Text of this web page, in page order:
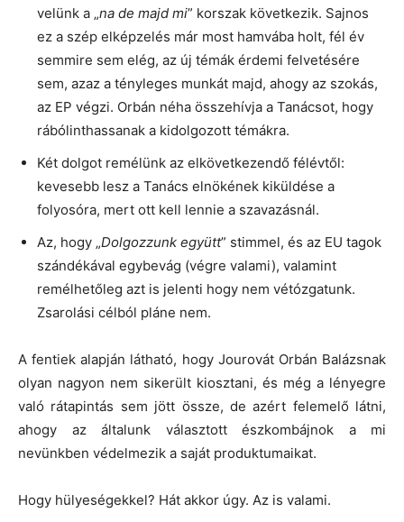
velünk a „na de majd mi” korszak következik. Sajnos
ez a szép elképzelés már most hamvába holt, fél év
semmire sem elég, az új témák érdemi felvetésére
sem, azaz a tényleges munkát majd, ahogy az szokás,
az EP végzi. Orbán néha összehívja a Tanácsot, hogy
rábólinthassanak a kidolgozott témákra.
Két dolgot remélünk az elkövetkezendő félévtől:
kevesebb lesz a Tanács elnökének kiküldése a
folyosóra, mert ott kell lennie a szavazásnál.
Az, hogy „Dolgozzunk együtt” stimmel, és az EU tagok
szándékával egybevág (végre valami), valamint
remélhetőleg azt is jelenti hogy nem vétózgatunk.
Zsarolási célból pláne nem.
A fentiek alapján látható, hogy Jourovát Orbán Balázsnak
olyan nagyon nem sikerült kiosztani, és még a lényegre
való rátapintás sem jött össze, de azért felemelő látni,
ahogy az általunk választott észkombájnok a mi
nevünkben védelmezik a saját produktumaikat.
Hogy hülyeségekkel? Hát akkor úgy. Az is valami.